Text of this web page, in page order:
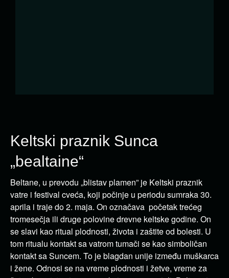
Keltski praznik Sunca
„bealtaine“
Beltane, u prevodu „blistav plamen” je Keltski praznik
vatre i festival cveća, koji počinje u periodu sumraka 30.
aprila i traje do 2. maja. On označava početak trećeg
tromesečja ili druge polovine drevne keltske godine. On
se slavi kao ritual plodnosti, života i zaštite od bolesti. U
tom ritualu kontakt sa vatrom tumači se kao simboličan
kontakt sa Suncem. To je blagdan unije između muškarca
i žene. Odnosi se na vreme plodnosti i žetve, vreme za